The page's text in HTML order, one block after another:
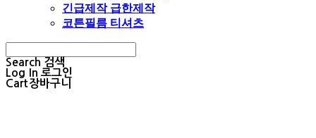
긴급제작 급한제작
코튼필름 티셔츠
Search 검색
Log In 로그인
Cart장바구니